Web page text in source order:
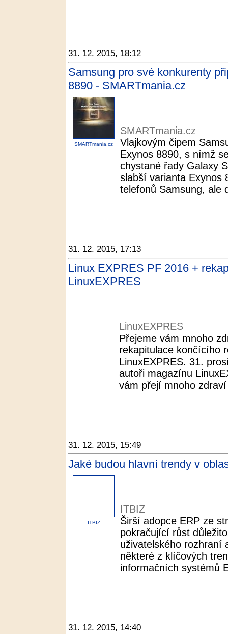
31. 12. 2015, 18:12
Samsung pro své konkurenty
8890 - SMARTmania.cz
SMARTmania.cz
SMARTmania.cz
Vlajkovým čipem
Exynos 8890, s nímž
chystané řady Galaxy
slabší varianta Exynos
telefonů Samsung, ale
31. 12. 2015, 17:13
Linux EXPRES PF 2016 +
LinuxEXPRES
LinuxEXPRES
Přejeme vám mnoho
rekapitulace končícího
LinuxEXPRES. 31.
autoři magazínu
vám přejí mnoho
31. 12. 2015, 15:49
Jaké budou hlavní trendy v
ITBIZ
ITBIZ
Širší adopce ERP ze
pokračující růst
uživatelského rozhraní
některé z klíčových
informačních systémů
31. 12. 2015, 14:40